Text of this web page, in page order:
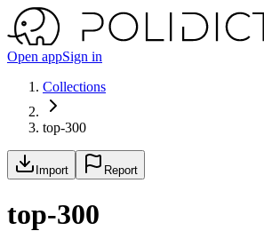
Open appSign in
Collections
top-300
Import Report
top-300